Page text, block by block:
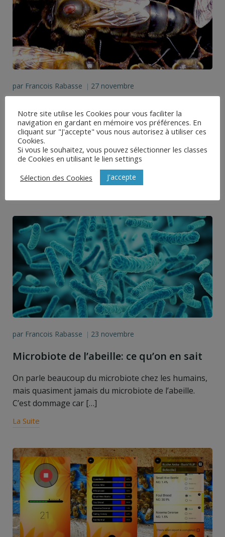
par Francois Rabasse | 27 novembre
Sanitaire en élevage: une importance
sous-estimée
Mises à part les considérations sur la génétique, on
ne trouve pas beaucoup de choses sur l’importance
par Francois Rabasse | 23 novembre
Microbiote de l’abeille: ce qu’on en sait
On parle beaucoup du microbiote chez les humains,
mais quasiment jamais du microbiote de l’abeille.
C’est dommage car […]
La Suite
Notre site utilise les Cookies pour vous faciliter la
navigation en gardant en mémoire vos préférences. En
cliquant sur "J'accepte" vous nous autorisez à utiliser ces
Cookies.
Si vous le souhaitez, vous pouvez sélectionner les classes
de Cookies en utilisant le lien settings
Sélection des Cookies
J'accepte